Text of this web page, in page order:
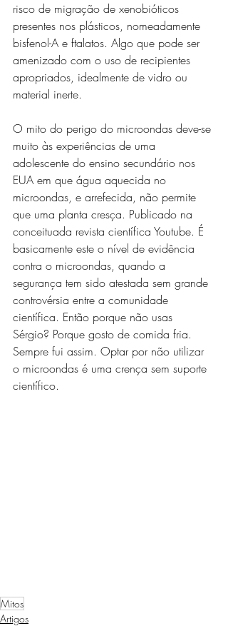
risco de migração de xenobióticos
presentes nos plásticos, nomeadamente
bisfenol-A e ftalatos. Algo que pode ser
amenizado com o uso de recipientes
apropriados, idealmente de vidro ou
material inerte.
O mito do perigo do microondas deve-se
muito às experiências de uma
adolescente do ensino secundário nos
EUA em que água aquecida no
microondas, e arrefecida, não permite
que uma planta cresça. Publicado na
conceituada revista científica Youtube. É
basicamente este o nível de evidência
contra o microondas, quando a
segurança tem sido atestada sem grande
controvérsia entre a comunidade
científica. Então porque não usas
Sérgio? Porque gosto de comida fria.
Sempre fui assim. Optar por não utilizar
o microondas é uma crença sem suporte
científico.
Mitos
Artigos